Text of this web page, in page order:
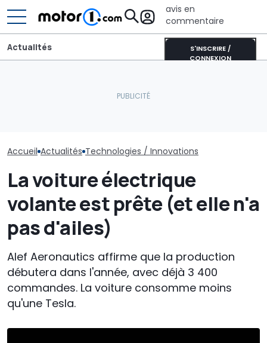
avis en
commentaire
S'INSCRIRE /
CONNEXION
Actualités
Accueil Actualités Technologies / Innovations
La voiture électrique
volante est prête (et elle n'a
pas d'ailes)
Alef Aeronautics affirme que la production
débutera dans l'année, avec déjà 3 400
commandes. La voiture consomme moins
qu'une Tesla.